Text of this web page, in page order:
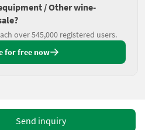
/ Other wine-
over 545,000 registered users.
for free now
Send inquiry